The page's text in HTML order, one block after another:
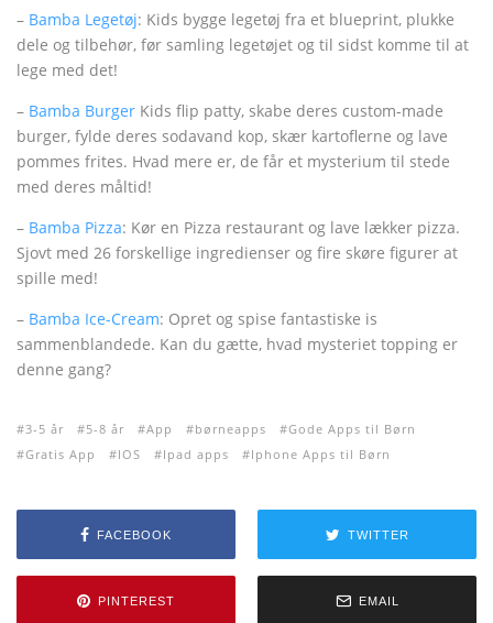
– Bamba Legetøj: Kids bygge legetøj fra et blueprint, plukke
dele og tilbehør, før samling legetøjet og til sidst komme til at
lege med det!
– Bamba Burger Kids flip patty, skabe deres custom-made
burger, fylde deres sodavand kop, skær kartoflerne og lave
pommes frites. Hvad mere er, de får et mysterium til stede
med deres måltid!
– Bamba Pizza: Kør en Pizza restaurant og lave lækker pizza.
Sjovt med 26 forskellige ingredienser og fire skøre figurer at
spille med!
– Bamba Ice-Cream: Opret og spise fantastiske is
sammenblandede. Kan du gætte, hvad mysteriet topping er
denne gang?
3-5 år 5-8 år App børneapps
Gode Apps til Børn
Gratis App
IOS Ipad apps Iphone Apps til Børn
FACEBOOK TWITTER
PINTEREST EMAIL